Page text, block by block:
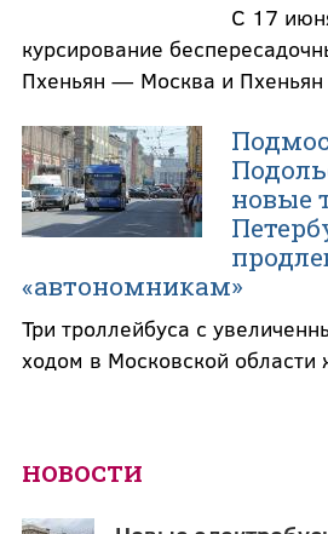
С 17
курсирование
Пхеньян — Москва и
новые
«автономникам»
Три троллейбуса с
ходом в Московской области
НОВОСТИ